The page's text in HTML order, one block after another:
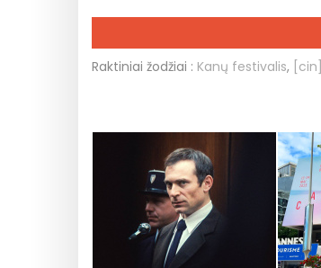
Raktiniai žodžiai : Kanų festivalis,